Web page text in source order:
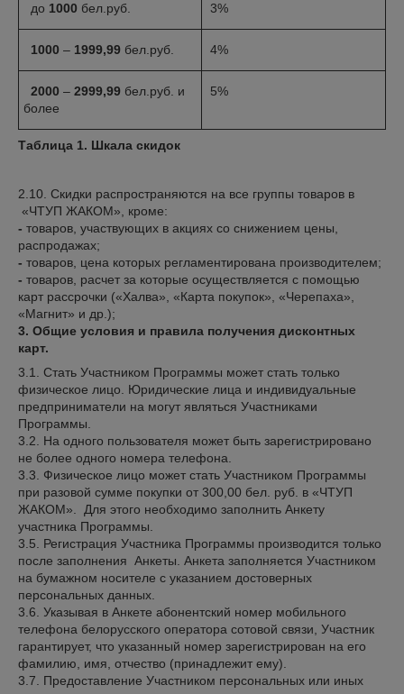
до 1000 бел.руб. 3%
1000 – 1999,99 бел.руб. 4%
2000 – 2999,99 бел.руб. и
более
5%
Таблица 1. Шкала скидок
2.10. Скидки распространяются на все группы товаров в
«ЧТУП ЖАКОМ», кроме:
- товаров, участвующих в акциях со снижением цены,
распродажах;
- товаров, цена которых регламентирована производителем;
- товаров, расчет за которые осуществляется с помощью
карт рассрочки («Халва», «Карта покупок», «Черепаха»,
«Магнит» и др.);
3. Общие условия и правила получения дисконтных
карт.
3.1. Стать Участником Программы может стать только
физическое лицо. Юридические лица и индивидуальные
предприниматели на могут являться Участниками
Программы.
3.2. На одного пользователя может быть зарегистрировано
не более одного номера телефона.
3.3. Физическое лицо может стать Участником Программы
при разовой сумме покупки от 300,00 бел. руб. в «ЧТУП
ЖАКОМ». Для этого необходимо заполнить Анкету
участника Программы.
3.5. Регистрация Участника Программы производится только
после заполнения Анкеты. Анкета заполняется Участником
на бумажном носителе с указанием достоверных
персональных данных.
3.6. Указывая в Анкете абонентский номер мобильного
телефона белорусского оператора сотовой связи, Участник
гарантирует, что указанный номер зарегистрирован на его
фамилию, имя, отчество (принадлежит ему).
3.7. Предоставление Участником персональных или иных